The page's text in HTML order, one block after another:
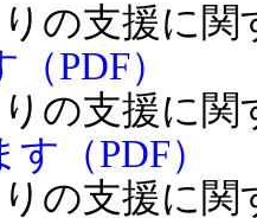
の支援に
PDF）
の支援に
（PDF）
の支援に